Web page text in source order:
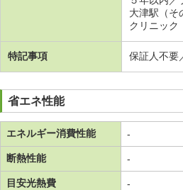
大津駅（そ
クリニック
特記事項 保証人不要
省エネ性能
エネルギー消費性能 -
断熱性能 -
目安光熱費 -